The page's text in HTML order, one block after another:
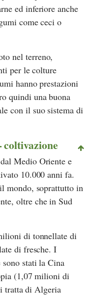
ed inferiore anche
come ceci o
nel terreno,
per le colture
hanno prestazioni
quindi una buona
con il suo sistema di
coltivazione
Medio Oriente e
10.000 anni fa.
mondo, soprattutto in
oltre che in Sud
di tonnellate di
di fresche. I
stati la Cina
(1,07 milioni di
tratta di Algeria